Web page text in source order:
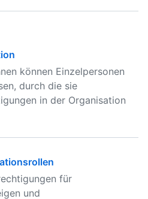
können Einzelpersonen
durch die sie
in der Organisation
für
und